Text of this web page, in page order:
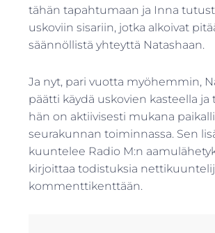
tähän tapahtumaan ja Inna
uskoviin sisariin, jotka alkoivat
säännöllistä yhteyttä Natashaan.
Ja nyt, pari vuotta myöhemmin,
päätti käydä uskovien kasteella ja
hän on aktiivisesti mukana
seurakunnan toiminnassa. Sen
kuuntelee Radio M:n
kirjoittaa todistuksia
kommenttikenttään.